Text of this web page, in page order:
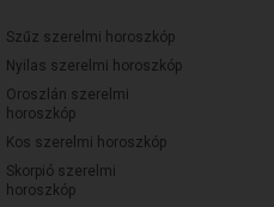
Szűz szerelmi horoszkóp
Nyilas szerelmi horoszkóp
Oroszlán szerelmi
horoszkóp
Kos szerelmi horoszkóp
Skorpió szerelmi
horoszkóp